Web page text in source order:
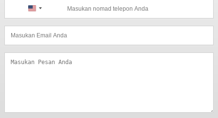
United
+1